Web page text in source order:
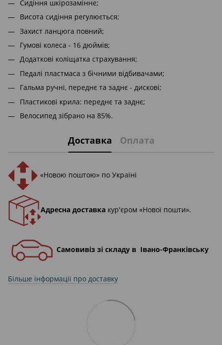
Сидіння шкірозамінне;
Висота сидіння регулюється;
Захист ланцюга повний;
Гумові колеса - 16 дюймів;
Додаткові коліщатка страхування;
Педалі пластмаса з бічними відбивачами;
Гальма ручні, переднє та заднє - дискові;
Пластикові крила: переднє та заднє;
Велосипед зібрано на 85%.
Доставка Оплата
«Новою поштою» по Україні
Адресна доставка кур'єром «Нової пошти».
Самовивіз зі складу в Івано-Франківську
Більше інформації про доставку